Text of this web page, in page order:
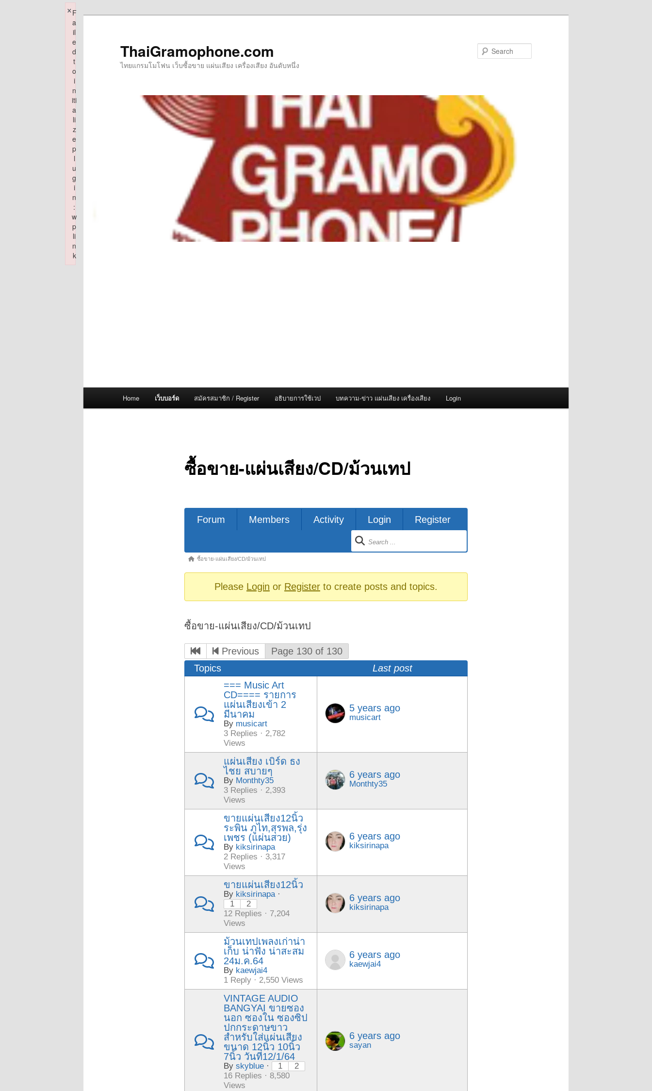
ThaiGramophone.com
ไทยแกรมโมโฟน เว็บซื้อขาย แผ่นเสียง เครื่องเสียง อันดับหนึ่ง
Home เว็บบอร์ด สมัครสมาชิก / Register อธิบายการใช้เวป บทความ-ข่าว แผ่นเสียง เครื่องเสียง Login
ซื้อขาย-แผ่นเสียง/CD/ม้วนเทป
Forum
Forum Members Activity Login Register
Forum
breadcrumbs
here:
ซื้อขาย-แผ่นเสียง/CD/ม้วนเทป
Please Login or Registerto create posts and topics.
ซื้อขาย-แผ่นเสียง/CD/ม้วนเทป
Previous
Page 130 of 130
Topics
Last post
=== Music Art
CD==== รายการ
แผ่นเสียงเข้า 2
มีนาคม
By musicart
3 Replies · 2,782
Views
5 years ago
musicart
แผ่นเสียง​ เบิร์ด​ ธง​
ไชย​ สบายๆ
By Monthty35
3 Replies · 2,393
Views
6 years ago
Monthty35
ขายแผ่นเสียง12นิ้ว
ระพิน ภูไท,สุรพล,รุ่ง
เพชร (แผ่นสวย)
By kiksirinapa
2 Replies · 3,317
Views
6 years ago
kiksirinapa
ขายแผ่นเสียง12นิ้ว
By kiksirinapa·
1
2
12 Replies · 7,204
Views
6 years ago
kiksirinapa
ม้วนเทปเพลงเก่าน่า
เก็บ น่าฟัง น่าสะสม
24ม.ค.64
By kaewjai4
1 Reply · 2,550 Views
6 years ago
kaewjai4
VINTAGE AUDIO
BANGYAI ขายซอง
นอก ซองใน ซองซิป
ปกกระดาษขาว
สำหรับใส่แผ่นเสียง
ขนาด 12นิ้ว 10นิ้ว
7นิ้ว วันที่12/1/64
By skyblue· 1
2
16 Replies · 8,580
Views
6 years ago
sayan
F
a
il
e
d
t
o
i
n
iti
a
li
z
e
p
l
u
g
i
n
:
w
p
li
n
k
×